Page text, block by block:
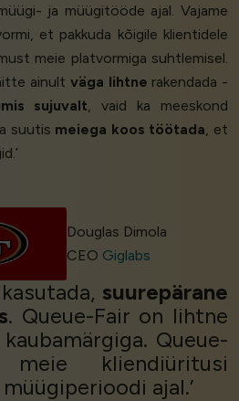
ja müügitööde ajal. Vajame
et pakkuda kõigile klientidele
meie platvormiga suhtlemisel.
ainult väga lihtne rakendada -
sujuvalt, vaid ka meeskond
suutis meiega koos töötada, et
Douglas Dimola
CEO Giglabs
suurepärane
. Queue-Fair on lihtne
Queue-
kliendiüritusi
ajal.’